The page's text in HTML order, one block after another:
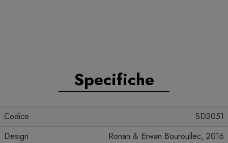
Specifiche
Codice
SD2051
Design
Ronan & Erwan Bouroullec, 2016